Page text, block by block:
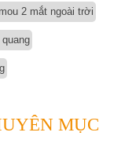
2 mắt ngoài trời
MỤC